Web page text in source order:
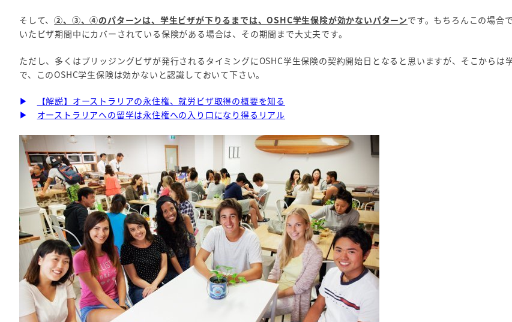
そして、②、③、④のパターンは、学生ビザが下りるまでは、OSHC学生保険が効かないパターンです。もちろんこの場合
いたビザ期間中にカバーされている保険がある場合は、その期間まで大丈夫です。
ただし、多くはブリッジングビザが発行されるタイミングにOSHC学生保険の契約開始日となると思いますが、そこからは
で、このOSHC学生保険は効かないと認識しておいて下さい。
▶
【解説】オーストラリアの永住権、就労ビザ取得の概要を知る
▶
オーストラリアへの留学は永住権への入り口になり得るリアル